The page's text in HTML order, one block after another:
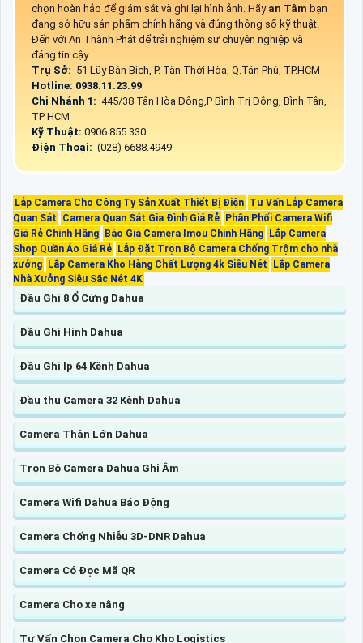
chọn hoàn hảo để giám sát và ghi lại hình ảnh. Hãy an Tâm bạn
đang sở hữu sản phẩm chính hãng và đúng thông số kỹ thuật.
Đến với An Thành Phát để trải nghiệm sự chuyên nghiệp và
đáng tin cậy.
Trụ Sở: 51 Lũy Bán Bích, P. Tân Thới Hòa, Q.Tân Phú, TP.HCM
Hotline: 0938.11.23.99
Chi Nhánh 1: 445/38 Tân Hòa Đông,P Bình Trị Đông, Bình Tân,
TP HCM
Kỹ Thuật: 0906.855.330
Điện Thoại: (028) 6688.4949
Lắp Camera Cho Công Ty Sản Xuất Thiết Bị Điện Tư Vấn Lắp Camera
Quan Sát
Camera Quan Sát Gia Đình Giá Rẻ Phân Phối Camera Wifi
Giá Rẻ Chính Hãng Báo Giá Camera Imou Chính Hãng Lắp Camera
Shop Quần Áo Giá Rẻ Lắp Đặt Trọn Bộ Camera Chống Trộm cho nhà
xưởng Lắp Camera Kho Hàng Chất Lượng 4k Siêu Nét
Lắp Camera
Nhà Xưởng Siêu Sắc Nét 4K
Đầu Ghi 8 Ổ Cứng Dahua
Đầu Ghi Hình Dahua
Đầu Ghi Ip 64 Kênh Dahua
Đầu thu Camera 32 Kênh Dahua
Camera Thân Lớn Dahua
Trọn Bộ Camera Dahua Ghi Âm
Camera Wifi Dahua Báo Động
Camera Chống Nhiễu 3D-DNR Dahua
Camera Có Đọc Mã QR
Camera Cho xe nâng
Tư Vấn Chọn Camera Cho Kho Logistics